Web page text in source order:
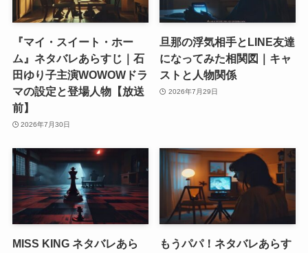
『マイ・スイート・ホー
ム』ネタバレあらすじ｜石
田ゆり子主演WOWOWドラ
マの設定と登場人物【放送
前】
2026年7月30日
旦那の浮気相手とLINE友達
になってみた相関図｜キャ
ストと人物関係
2026年7月29日
MISS KING ネタバレあら
もうパパ！ネタバレあらす